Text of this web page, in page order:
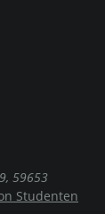
59653
Studenten